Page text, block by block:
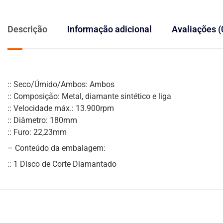
Descrição Informação adicional Avaliações
:: Seco/Úmido/Ambos: Ambos
:: Composição: Metal, diamante sintético e liga
:: Velocidade máx.: 13.900rpm
:: Diâmetro: 180mm
:: Furo: 22,23mm
– Conteúdo da embalagem:
:: 1 Disco de Corte Diamantado